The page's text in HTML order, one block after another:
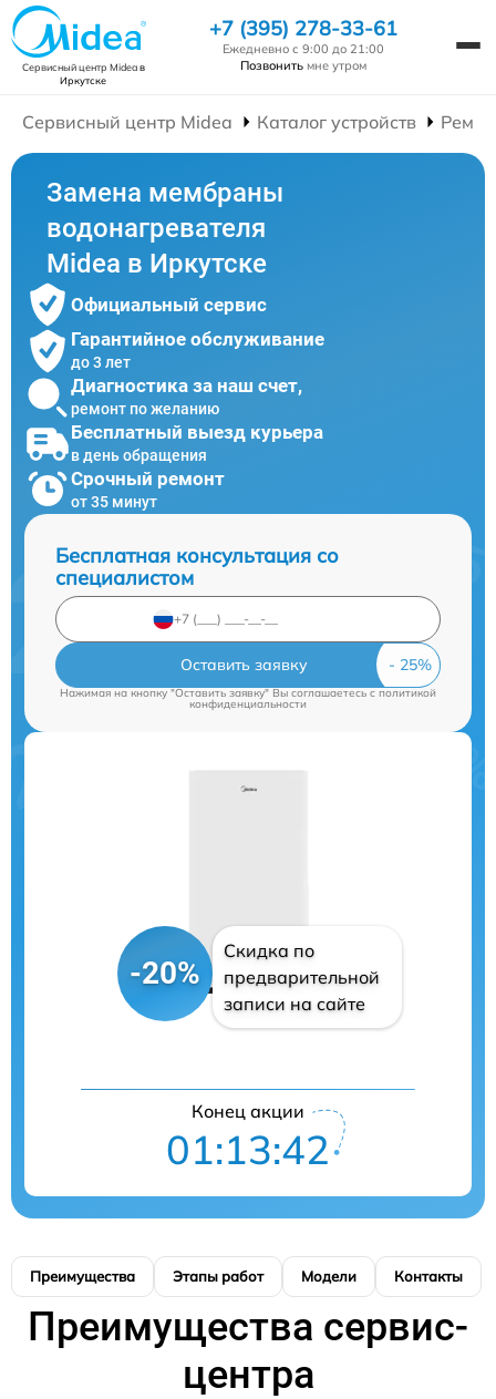
Сервисный центр Mideaв
Иркутске
+7 (395) 278-33-61
Ежедневно с 9:00 до 21:00
Позвонить мне утром
Сервисный центр Midea Каталог устройств
Замена мембраны
водонагревателя
Midea в Иркутске
Официальный сервис
Гарантийное обслуживание
до 3 лет
Диагностика за наш счет,
ремонт по желанию
Бесплатный выезд курьера
в день обращения
Срочный ремонт
от 35 минут
Бесплатная консультация со
специалистом
Оставить заявку
Нажимая на кнопку "Оставить заявку" Вы соглашаетесь cполитикой
конфиденциальности
-20%
Скидка по
предварительной
записи на сайте
Конец акции
01:13:41
Преимущества Этапы работ Модели Контакты
Преимущества сервис-
центра